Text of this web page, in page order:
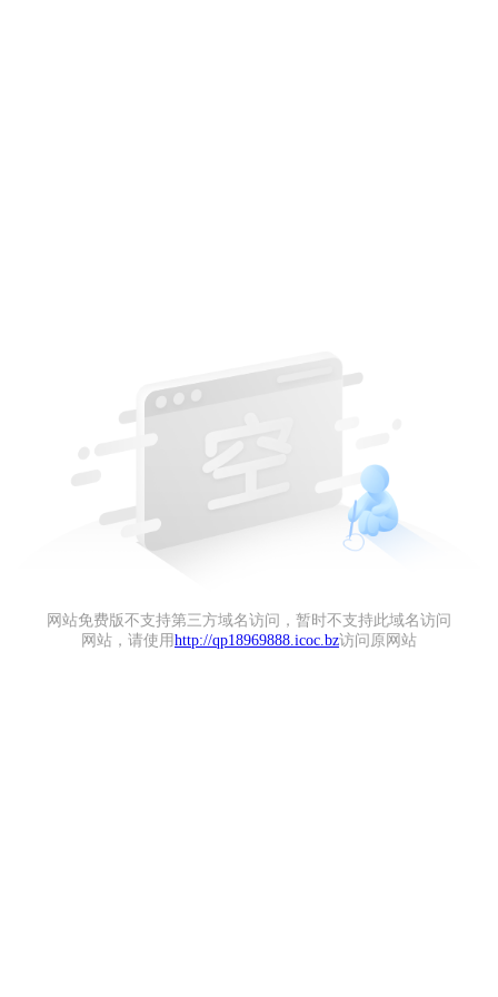
网站免费版不支持第三方域名访问，暂时不支持此域名访问
网站，请使用 http://qp18969888.icoc.bz访问原网站